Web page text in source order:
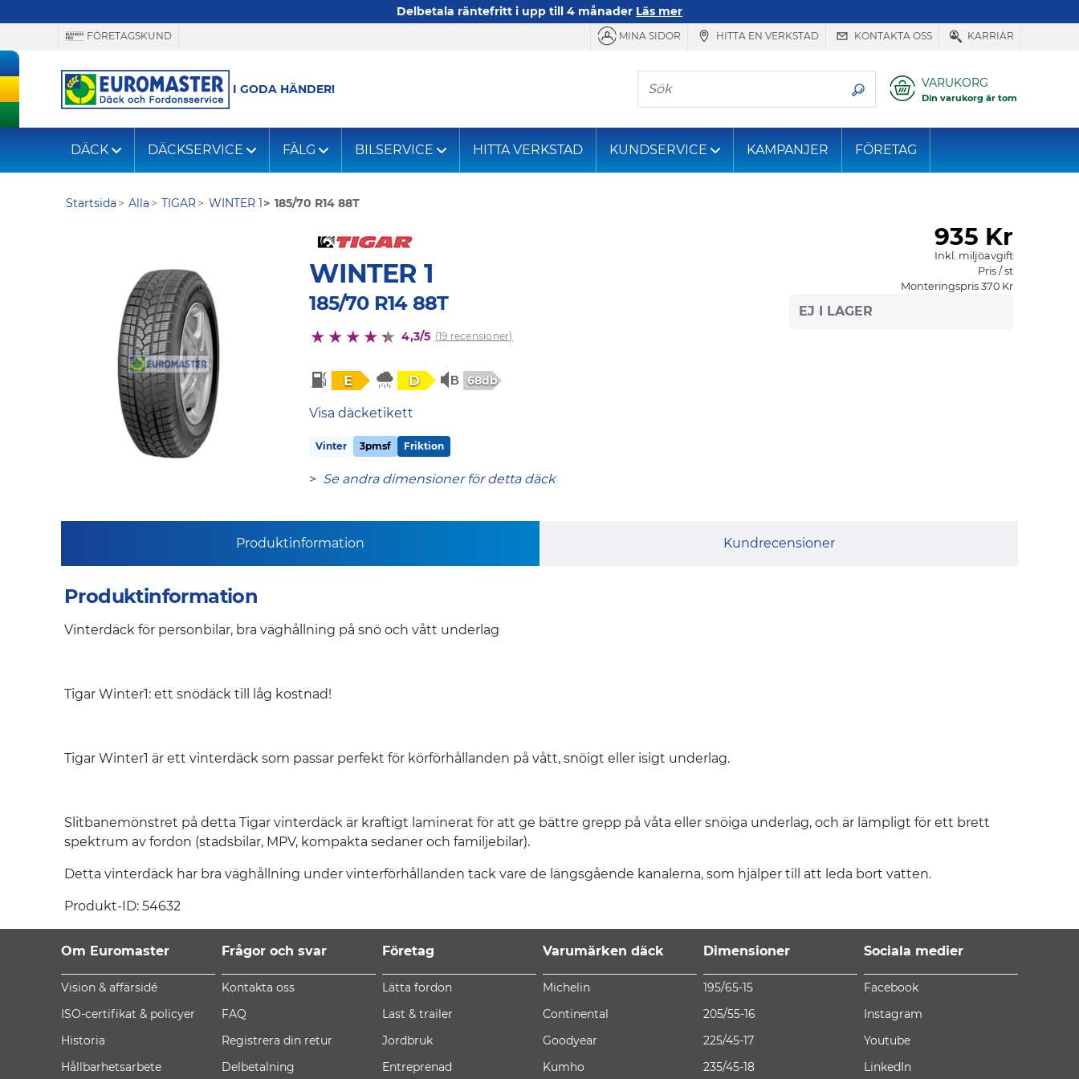
Delbetala räntefritt i upp till 4 månader Läs mer
FÖRETAGSKUND MINA SIDOR HITTA EN VERKSTAD KONTAKTA OSS KARRIÄR
I GODA HÄNDER!
Sök VARUKORG
Din varukorg är tom
DÄCK DÄCKSERVICE FÄLG BILSERVICE HITTA VERKSTAD KUNDSERVICE KAMPANJER FÖRETAG
Startsida Alla TIGAR WINTER 1 185/70 R14 88T
WINTER 1
185/70 R14 88T
4,3/5 (19 recensioner)
E D 68db
Visa däcketikett
Vinter 3pmsf Friktion
> Se andra dimensioner för detta däck
935 Kr
Inkl. miljöavgift
Pris / st
Monteringspris 370 Kr
EJ I LAGER
Produktinformation Kundrecensioner
Produktinformation
Vinterdäck för personbilar, bra väghållning på snö och vått underlag
Tigar Winter1: ett snödäck till låg kostnad!
Tigar Winter1 är ett vinterdäck som passar perfekt för körförhållanden på vått, snöigt eller isigt underlag.
Slitbanemönstret på detta Tigar vinterdäck är kraftigt laminerat för att ge bättre grepp på våta eller snöiga underlag, och är lämpligt för ett brett
spektrum av fordon (stadsbilar, MPV, kompakta sedaner och familjebilar).
Detta vinterdäck har bra väghållning under vinterförhållanden tack vare de längsgående kanalerna, som hjälper till att leda bort vatten.
Produkt-ID: 54632
Om Euromaster
Vision & affärsidé
ISO-certifikat & policyer
Historia
Hållbarhetsarbete
Frågor och svar
Kontakta oss
FAQ
Registrera din retur
Delbetalning
Företag
Lätta fordon
Last & trailer
Jordbruk
Entreprenad
Varumärken däck
Michelin
Continental
Goodyear
Kumho
Dimensioner
195/65-15
205/55-16
225/45-17
235/45-18
Sociala medier
Facebook
Instagram
Youtube
LinkedIn